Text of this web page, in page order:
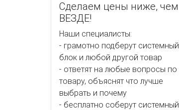
Сделаем цены ниже, чем
ВЕЗДЕ!
Наши специалисты:
- грамотно подберут системный
блок и любой другой товар
- ответят на любые вопросы по
товару, объяснят что лучше
выбрать и почему
- бесплатно соберут системный